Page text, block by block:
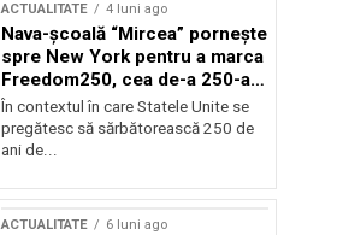
ACTUALITATE 4 luni ago
Nava-școală “Mircea” pornește
spre New York pentru a marca
Freedom250, cea de-a 250-a
aniversare a Statelor Unite
În contextul în care Statele Unite se
pregătesc să sărbătorească 250 de
ani de...
ACTUALITATE 6 luni ago